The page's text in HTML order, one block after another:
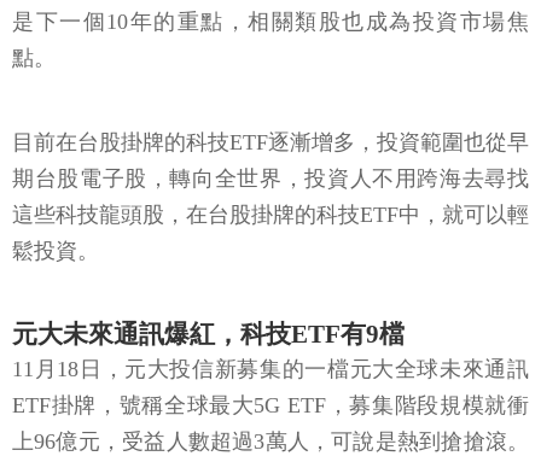
是下一個10年的重點，相關類股也成為投資市場焦
點。
目前在台股掛牌的科技ETF逐漸增多，投資範圍也從早
期台股電子股，轉向全世界，投資人不用跨海去尋找
這些科技龍頭股，在台股掛牌的科技ETF中，就可以輕
鬆投資。
元大未來通訊爆紅，科技ETF有9檔
11月18日，元大投信新募集的一檔元大全球未來通訊
ETF掛牌，號稱全球最大5G ETF，募集階段規模就衝
上96億元，受益人數超過3萬人，可說是熱到搶搶滾。